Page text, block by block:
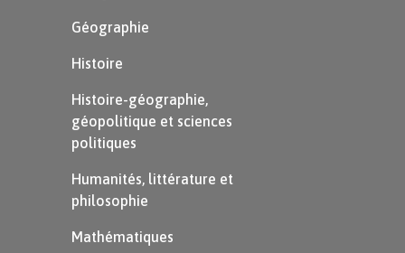
Géographie
Histoire
Histoire-géographie,
géopolitique et sciences
politiques
Humanités, littérature et
philosophie
Mathématiques